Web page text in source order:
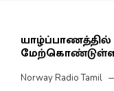
யாழ்ப்பாணத்தில்
மேற்கொண்டுள்ள
Norway Radio Tamil